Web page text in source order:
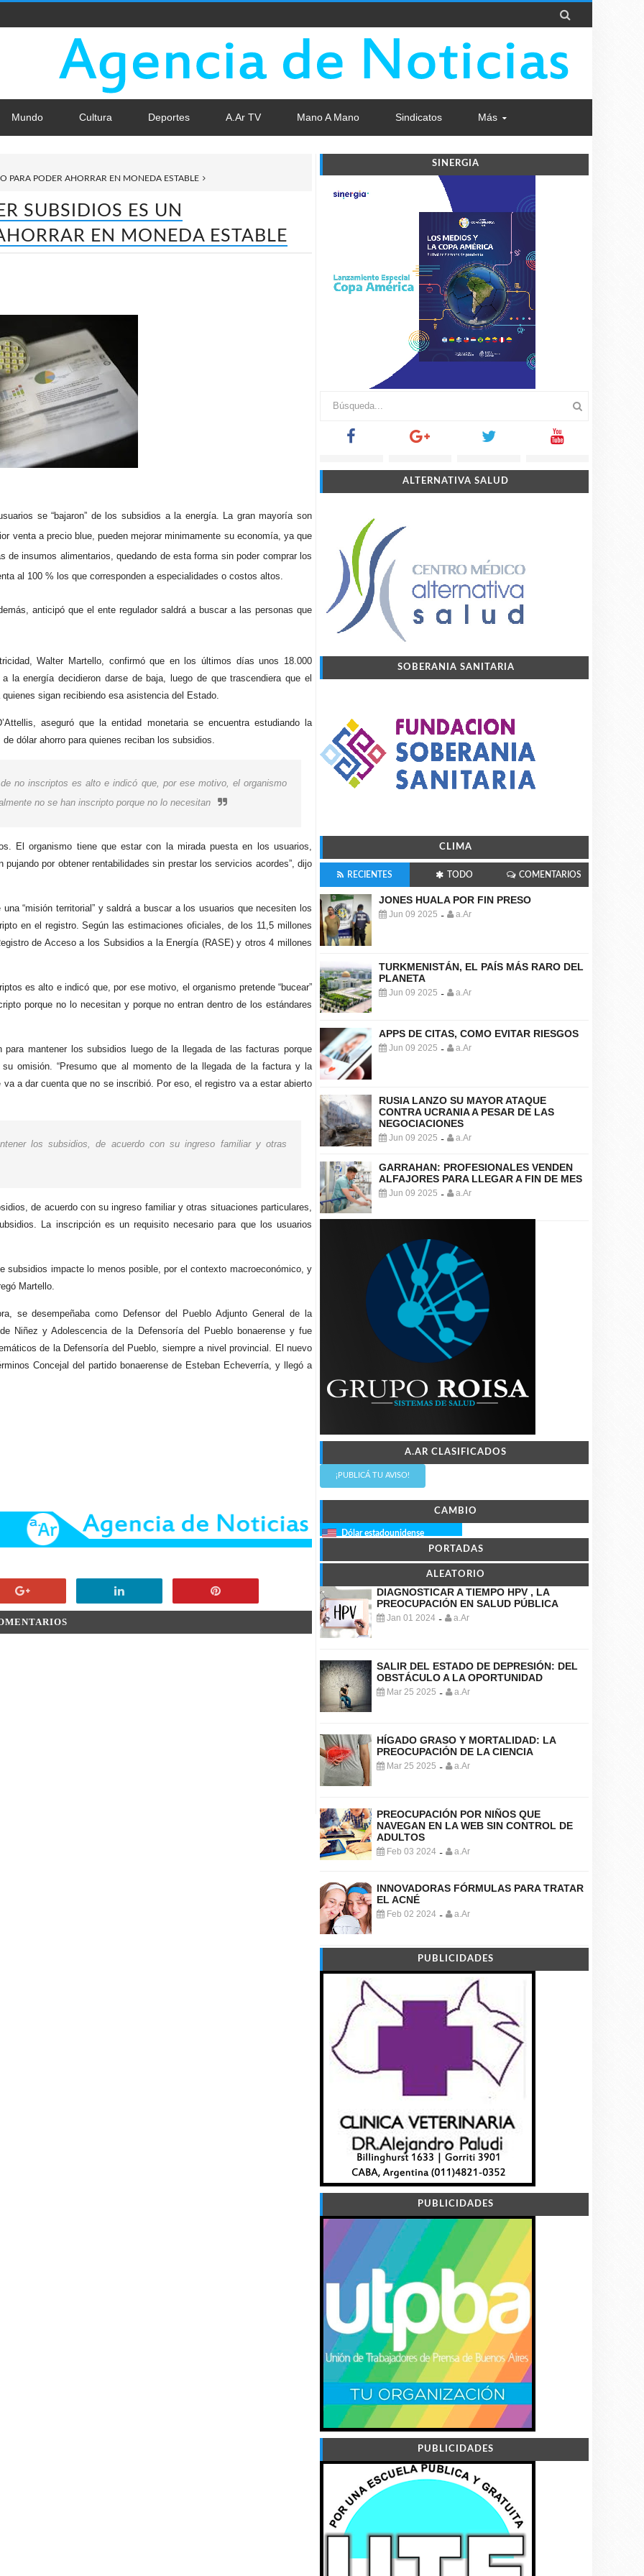

Mundo Cultura Deportes A.Ar TV Mano A Mano Sindicatos Más
PARA PODER AHORRAR EN MONEDA ESTABLE
SUBSIDIOS ES UN
EN MONEDA ESTABLE
se “bajaron” de los subsidios a la energía. La gran mayoría son
venta a precio blue, pueden mejorar minimamente su economía, ya que
insumos alimentarios, quedando de esta forma sin poder comprar los
al 100 % los que corresponden a especialidades o costos altos.
anticipó que el ente regulador saldrá a buscar a las personas que
Walter Martello, confirmó que en los últimos días unos 18.000
la energía decidieron darse de baja, luego de que trascendiera que el
sigan recibiendo esa asistencia del Estado.
aseguró que la entidad monetaria se encuentra estudiando la
dólar ahorro para quienes reciban los subsidios.
no inscriptos es alto e indicó que, por ese motivo, el organismo
no se han inscripto porque no lo necesitan
El organismo tiene que estar con la mirada puesta en los usuarios,
por obtener rentabilidades sin prestar los servicios acordes”, dijo
“misión territorial” y saldrá a buscar a los usuarios que necesiten los
en el registro. Según las estimaciones oficiales, de los 11,5 millones
de Acceso a los Subsidios a la Energía (RASE) y otros 4 millones
es alto e indicó que, por ese motivo, el organismo pretende “bucear”
porque no lo necesitan y porque no entran dentro de los estándares
mantener los subsidios luego de la llegada de las facturas porque
omisión. “Presumo que al momento de la llegada de la factura y la
a dar cuenta que no se inscribió. Por eso, el registro va a estar abierto
los subsidios, de acuerdo con su ingreso familiar y otras
de acuerdo con su ingreso familiar y otras situaciones particulares,
La inscripción es un requisito necesario para que los usuarios
subsidios impacte lo menos posible, por el contexto macroeconómico, y
Martello.
se desempeñaba como Defensor del Pueblo Adjunto General de la
Niñez y Adolescencia de la Defensoría del Pueblo bonaerense y fue
de la Defensoría del Pueblo, siempre a nivel provincial. El nuevo
Concejal del partido bonaerense de Esteban Echeverría, y llegó a
SINERGIA
ALTERNATIVA SALUD
SOBERANIA SANITARIA
CLIMA
RECIENTES TODO COMENTARIOS
JONES HUALA POR FIN PRESO
Jun 09 2025 - a.Ar
TURKMENISTÁN, EL PAÍS MÁS RARO DEL
PLANETA
Jun 09 2025 - a.Ar
APPS DE CITAS, COMO EVITAR RIESGOS
Jun 09 2025 - a.Ar
RUSIA LANZO SU MAYOR ATAQUE
CONTRA UCRANIA A PESAR DE LAS
NEGOCIACIONES
Jun 09 2025 - a.Ar
GARRAHAN: PROFESIONALES VENDEN
ALFAJORES PARA LLEGAR A FIN DE MES
Jun 09 2025 - a.Ar
A.AR CLASIFICADOS
¡PUBLICÁ TU AVISO!
CAMBIO
Dólar estadounidense
PORTADAS
ALEATORIO
DIAGNOSTICAR A TIEMPO HPV , LA
PREOCUPACIÓN EN SALUD PÚBLICA
Jan 01 2024 - a.Ar
SALIR DEL ESTADO DE DEPRESIÓN: DEL
OBSTÁCULO A LA OPORTUNIDAD
Mar 25 2025 - a.Ar
HÍGADO GRASO Y MORTALIDAD: LA
PREOCUPACIÓN DE LA CIENCIA
Mar 25 2025 - a.Ar
PREOCUPACIÓN POR NIÑOS QUE
NAVEGAN EN LA WEB SIN CONTROL DE
ADULTOS
Feb 03 2024 - a.Ar
INNOVADORAS FÓRMULAS PARA TRATAR
EL ACNÉ
Feb 02 2024 - a.Ar
PUBLICIDADES
PUBLICIDADES
PUBLICIDADES